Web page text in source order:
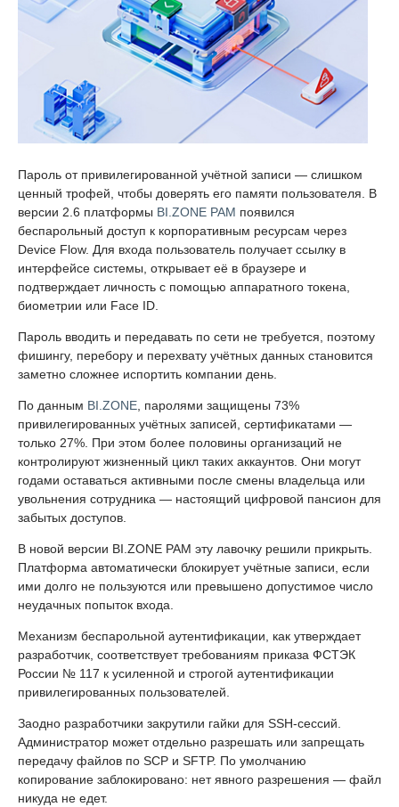
Пароль от привилегированной учётной записи — слишком
ценный трофей, чтобы доверять его памяти пользователя. В
версии 2.6 платформы BI.ZONE PAM появился
беспарольный доступ к корпоративным ресурсам через
Device Flow. Для входа пользователь получает ссылку в
интерфейсе системы, открывает её в браузере и
подтверждает личность с помощью аппаратного токена,
биометрии или Face ID.
Пароль вводить и передавать по сети не требуется, поэтому
фишингу, перебору и перехвату учётных данных становится
заметно сложнее испортить компании день.
По данным BI.ZONE , паролями защищены 73%
привилегированных учётных записей, сертификатами —
только 27%. При этом более половины организаций не
контролируют жизненный цикл таких аккаунтов. Они могут
годами оставаться активными после смены владельца или
увольнения сотрудника — настоящий цифровой пансион для
забытых доступов.
В новой версии BI.ZONE PAM эту лавочку решили прикрыть.
Платформа автоматически блокирует учётные записи, если
ими долго не пользуются или превышено допустимое число
неудачных попыток входа.
Механизм беспарольной аутентификации, как утверждает
разработчик, соответствует требованиям приказа ФСТЭК
России № 117 к усиленной и строгой аутентификации
привилегированных пользователей.
Заодно разработчики закрутили гайки для SSH-сессий.
Администратор может отдельно разрешать или запрещать
передачу файлов по SCP и SFTP. По умолчанию
копирование заблокировано: нет явного разрешения — файл
никуда не едет.